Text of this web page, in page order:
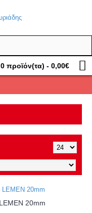
0 προϊόν(τα) - 0,00€
20mm